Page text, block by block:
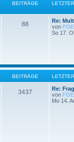
BEITRÄGE
88
Re:
von FOE
So 17.
BEITRÄGE
3437
Re:
von FOE
Mo 14.